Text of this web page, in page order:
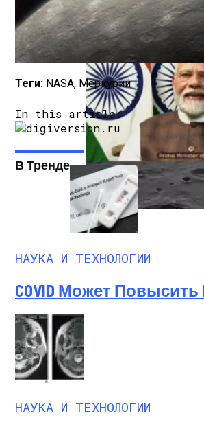
Индия Стала
Теги: NASA, Меркурий
In this article:
В Тренде
НАУКА И ТЕХНОЛОГИИ
COVID Может
НАУКА И ТЕХНОЛОГИИ